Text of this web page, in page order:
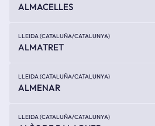
ALMACELLES
LLEIDA (CATALUÑA/CATALUNYA)
ALMATRET
LLEIDA (CATALUÑA/CATALUNYA)
ALMENAR
LLEIDA (CATALUÑA/CATALUNYA)